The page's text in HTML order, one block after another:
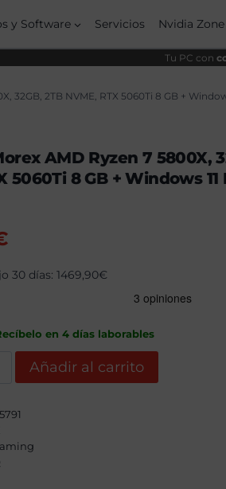
y Software Servicios Nvidia Zone
Tu PC con
32GB, 2TB NVME, RTX 5060Ti 8 GB +
AMD Ryzen 7 5800X,
5060Ti 8 GB + Windows 11
El
actual
30 días: 1469,90€
en 4 días laborables
Añadir al carrito
es: